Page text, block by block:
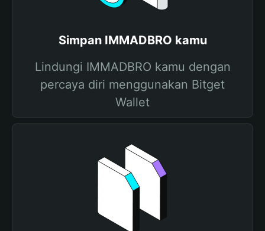
Simpan IMMADBRO kamu
Lindungi IMMADBRO kamu dengan
percaya diri menggunakan Bitget
Wallet